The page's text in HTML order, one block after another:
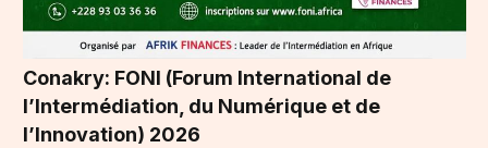
Conakry: FONI (Forum International de
l’Intermédiation, du Numérique et de
l’Innovation) 2026